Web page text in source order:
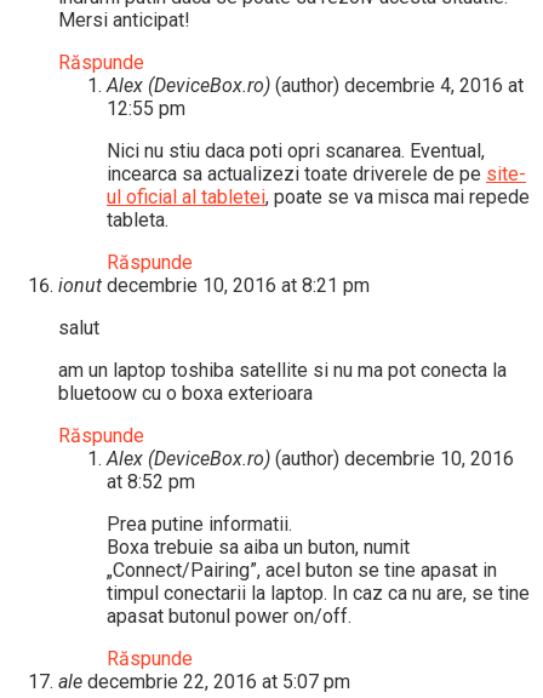
Mersi anticipat!
Răspunde
Alex (DeviceBox.ro) (author) decembrie 4, 2016 at
12:55 pm
Nici nu stiu daca poti opri scanarea. Eventual,
incearca sa actualizezi toate driverele de pe site-
ul oficial al tabletei, poate se va misca mai repede
tableta.
Răspunde
ionut decembrie 10, 2016 at 8:21 pm
salut
am un laptop toshiba satellite si nu ma pot conecta la
bluetoow cu o boxa exterioara
Răspunde
Alex (DeviceBox.ro) (author) decembrie 10, 2016
at 8:52 pm
Prea putine informatii.
Boxa trebuie sa aiba un buton, numit
„Connect/Pairing”, acel buton se tine apasat in
timpul conectarii la laptop. In caz ca nu are, se tine
apasat butonul power on/off.
Răspunde
ale decembrie 22, 2016 at 5:07 pm